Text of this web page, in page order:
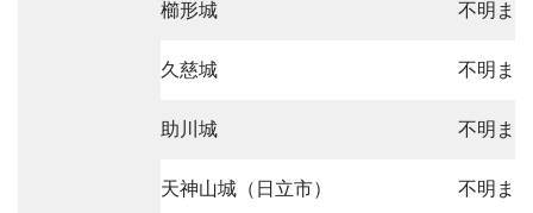
櫛形城 不明ま
久慈城 不明ま
助川城 不明ま
天神山城（日立市） 不明ま